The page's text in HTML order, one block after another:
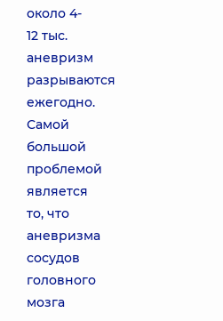
около 4-
12 тыс.
аневризм
разрываются
ежегодно.
Самой
большой
проблемой
является
то, что
аневризма
сосудов
головного
мозга